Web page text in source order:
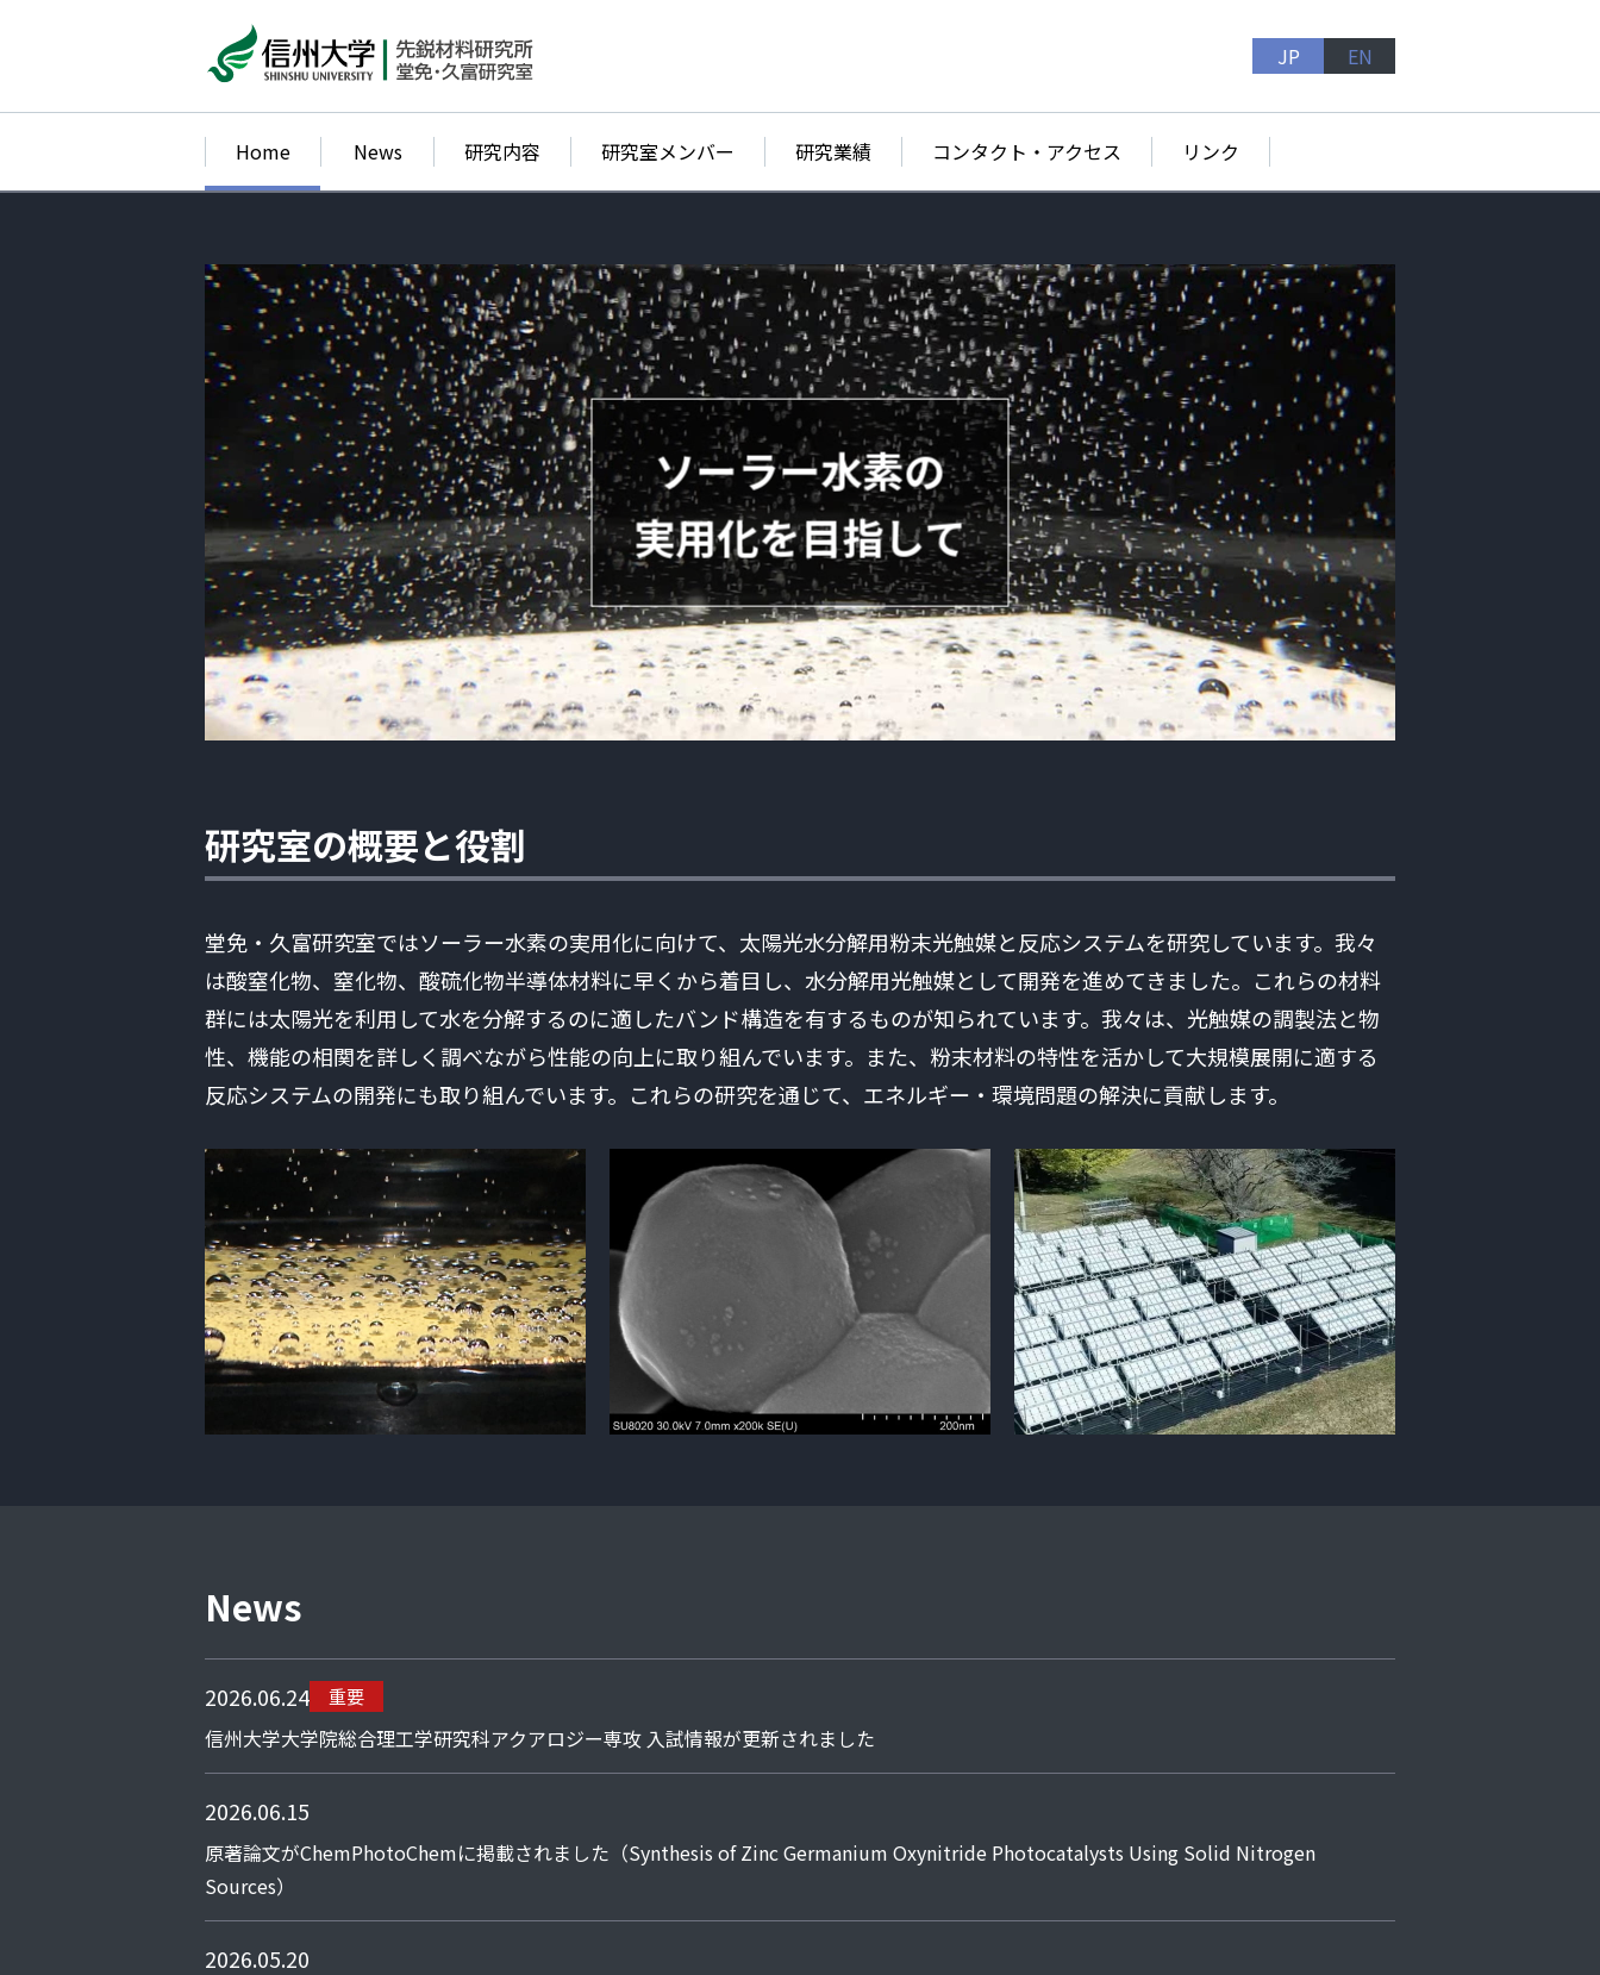
JP EN
Home News 研究内容 研究室メンバー 研究業績 コンタクト・アクセス リンク
ソーラー水素の
実用化を目指して
研究室の概要と役割
堂免・久富研究室ではソーラー水素の実用化に向けて、太陽光水分解用粉末光触媒と反応システムを研究しています。我々
は酸窒化物、窒化物、酸硫化物半導体材料に早くから着目し、水分解用光触媒として開発を進めてきました。これらの材料
群には太陽光を利用して水を分解するのに適したバンド構造を有するものが知られています。我々は、光触媒の調製法と物
性、機能の相関を詳しく調べながら性能の向上に取り組んでいます。また、粉末材料の特性を活かして大規模展開に適する
反応システムの開発にも取り組んでいます。これらの研究を通じて、エネルギー・環境問題の解決に貢献します。
News
2026.06.24 重要
信州大学大学院総合理工学研究科アクアロジー専攻 入試情報が更新されました
2026.06.15
原著論文がChemPhotoChemに掲載されました（Synthesis of Zinc Germanium Oxynitride Photocatalysts Using Solid Nitrogen
Sources）
2026.05.20